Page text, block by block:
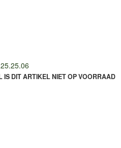
IS DIT ARTIKEL NIET OP VOORRAAD